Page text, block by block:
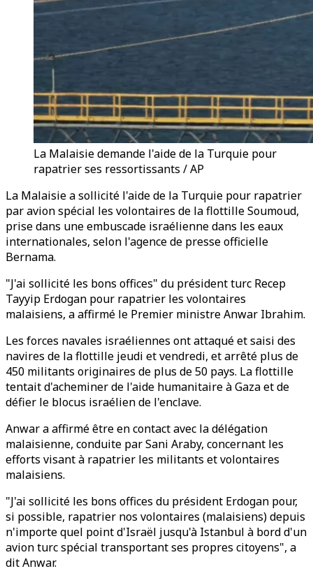
La Malaisie demande l'aide de la Turquie pour
rapatrier ses ressortissants / AP
La Malaisie a sollicité l'aide de la Turquie pour rapatrier
par avion spécial les volontaires de la flottille Soumoud,
prise dans une embuscade israélienne dans les eaux
internationales, selon l'agence de presse officielle
Bernama.
"J'ai sollicité les bons offices" du président turc Recep
Tayyip Erdogan pour rapatrier les volontaires
malaisiens, a affirmé le Premier ministre Anwar Ibrahim.
Les forces navales israéliennes ont attaqué et saisi des
navires de la flottille jeudi et vendredi, et arrêté plus de
450 militants originaires de plus de 50 pays. La flottille
tentait d'acheminer de l'aide humanitaire à Gaza et de
défier le blocus israélien de l'enclave.
Anwar a affirmé être en contact avec la délégation
malaisienne, conduite par Sani Araby, concernant les
efforts visant à rapatrier les militants et volontaires
malaisiens.
"J'ai sollicité les bons offices du président Erdogan pour,
si possible, rapatrier nos volontaires (malaisiens) depuis
n'importe quel point d'Israël jusqu'à Istanbul à bord d'un
avion turc spécial transportant ses propres citoyens", a
dit Anwar.